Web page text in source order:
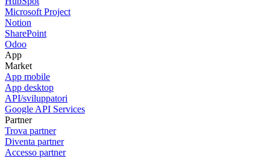
Microsoft Project
Notion
SharePoint
Odoo
App
Market
App mobile
App desktop
API/sviluppatori
Google API Services
Partner
Trova partner
Diventa partner
Accesso partner